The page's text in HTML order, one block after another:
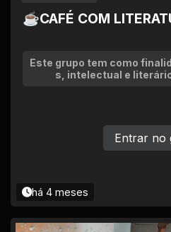
☕CAFÉ COM
Este grupo tem como
s, intelectual e
há 4 meses
Entrar no